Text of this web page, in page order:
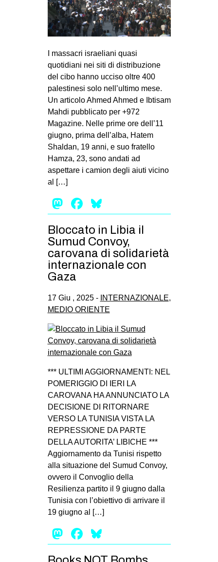
I massacri israeliani quasi
quotidiani nei siti di distribuzione
del cibo hanno ucciso oltre 400
palestinesi solo nell’ultimo mese.
Un articolo Ahmed Ahmed e Ibtisam
Mahdi pubblicato per +972
Magazine. Nelle prime ore dell’11
giugno, prima dell’alba, Hatem
Shaldan, 19 anni, e suo fratello
Hamza, 23, sono andati ad
aspettare i camion degli aiuti vicino
al […]
Mastodon
Facebook
Bloccato in Libia il
Sumud Convoy,
carovana di solidarietà
internazionale con
Gaza
17 Giu , 2025 - INTERNAZIONALE,
MEDIO ORIENTE
*** ULTIMI AGGIORNAMENTI: NEL
POMERIGGIO DI IERI LA
CAROVANA HA ANNUNCIATO LA
DECISIONE DI RITORNARE
VERSO LA TUNISIA VISTA LA
REPRESSIONE DA PARTE
DELLA AUTORITA’ LIBICHE ***
Aggiornamento da Tunisi rispetto
alla situazione del Sumud Convoy,
ovvero il Convoglio della
Resilienza partito il 9 giugno dalla
Tunisia con l’obiettivo di arrivare il
19 giugno al […]
Mastodon
Facebook